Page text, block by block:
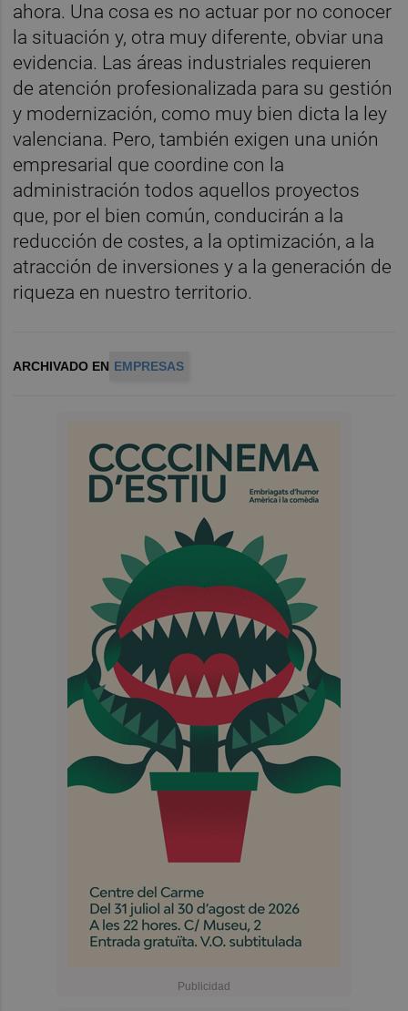
ahora. Una cosa es no actuar por no conocer
la situación y, otra muy diferente, obviar una
evidencia. Las áreas industriales requieren
de atención profesionalizada para su gestión
y modernización, como muy bien dicta la ley
valenciana. Pero, también exigen una unión
empresarial que coordine con la
administración todos aquellos proyectos
que, por el bien común, conducirán a la
reducción de costes, a la optimización, a la
atracción de inversiones y a la generación de
riqueza en nuestro territorio.
ARCHIVADO EN EMPRESAS